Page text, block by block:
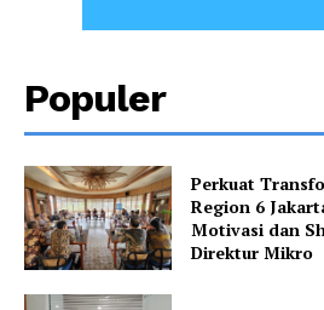
Populer
Perkuat
Region 6
Motivasi dan
Direktur Mikro